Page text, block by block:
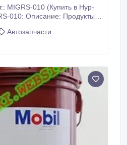
010: Описание: Продукты
пластичных
и двух полужидких
Автозапчасти